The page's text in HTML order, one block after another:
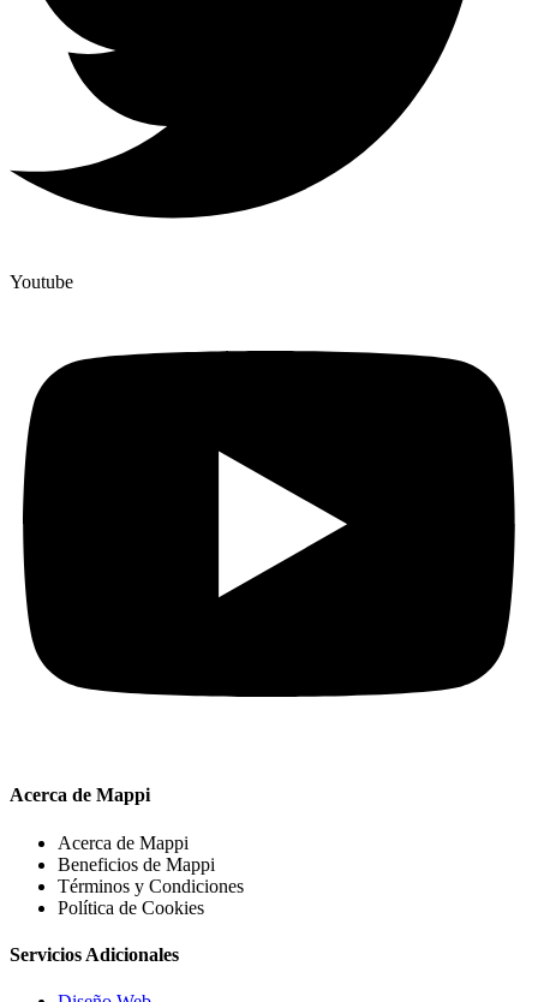
Youtube
Acerca de Mappi
Acerca de Mappi
Beneficios de Mappi
Términos y Condiciones
Política de Cookies
Servicios Adicionales